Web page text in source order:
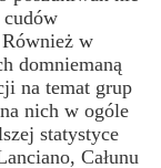
cudów
w
domniemaną
na temat grup
nich w ogóle
statystyce
Całunu